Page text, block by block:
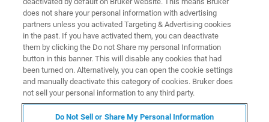
会议简介
does not share your personal information with advertising
partners unless you activated Targeting & Advertising cookies
in the past. If you have activated them, you can deactivate
them by clicking the Do not Share my personal Information
button in this banner. This will disable any cookies that had
been turned on. Alternatively, you can open the cookie settings
and manually deactivate this category of cookies. Bruker does
not sell your personal information to any third party.
Do Not Sell or Share My Personal Information